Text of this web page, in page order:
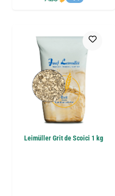
Leimüller Grit de Scoici 1 kg